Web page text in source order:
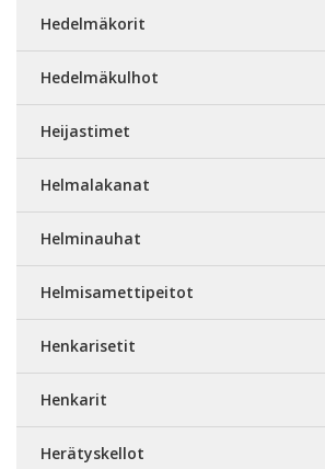
Hedelmäkorit
Hedelmäkulhot
Heijastimet
Helmalakanat
Helminauhat
Helmisamettipeitot
Henkarisetit
Henkarit
Herätyskellot